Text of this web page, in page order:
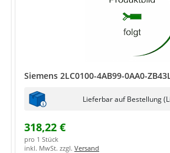
Siemens 2LC0100-4AB99-0AA0-
Lieferbar auf Bestellung
318,22 €
pro 1 Stück
inkl. MwSt. zzgl. Versand